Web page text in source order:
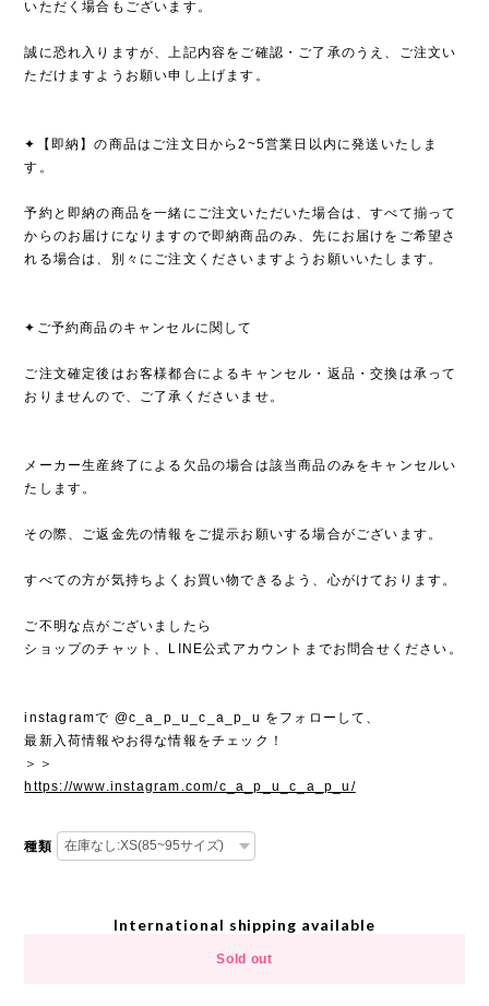
いただく場合もございます。
誠に恐れ入りますが、上記内容をご確認・ご了承のうえ、ご注文い
ただけますようお願い申し上げます。
✦【即納】の商品はご注文日から2~5営業日以内に発送いたしま
す。
予約と即納の商品を一緒にご注文いただいた場合は、すべて揃って
からのお届けになりますので即納商品のみ、先にお届けをご希望さ
れる場合は、別々にご注文くださいますようお願いいたします。
✦ご予約商品のキャンセルに関して
ご注文確定後はお客様都合によるキャンセル・返品・交換は承って
おりませんので、ご了承くださいませ。
メーカー生産終了による欠品の場合は該当商品のみをキャンセルい
たします。
その際、ご返金先の情報をご提示お願いする場合がございます。
すべての方が気持ちよくお買い物できるよう、心がけております。
ご不明な点がございましたら
ショップのチャット、LINE公式アカウントまでお問合せください。
instagramで @c_a_p_u_c_a_p_u をフォローして、
最新入荷情報やお得な情報をチェック！
＞＞
https://www.instagram.com/c_a_p_u_c_a_p_u/
種類
International shipping available
Sold out